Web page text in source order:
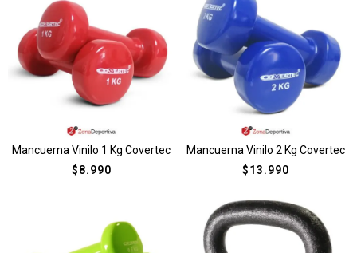
Mancuerna Vinilo 1 Kg Covertec
$8.990
Mancuerna Vinilo 2 Kg Covertec
$13.990